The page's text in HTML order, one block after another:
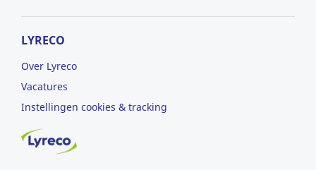
LYRECO
Over Lyreco
Vacatures
Instellingen cookies & tracking